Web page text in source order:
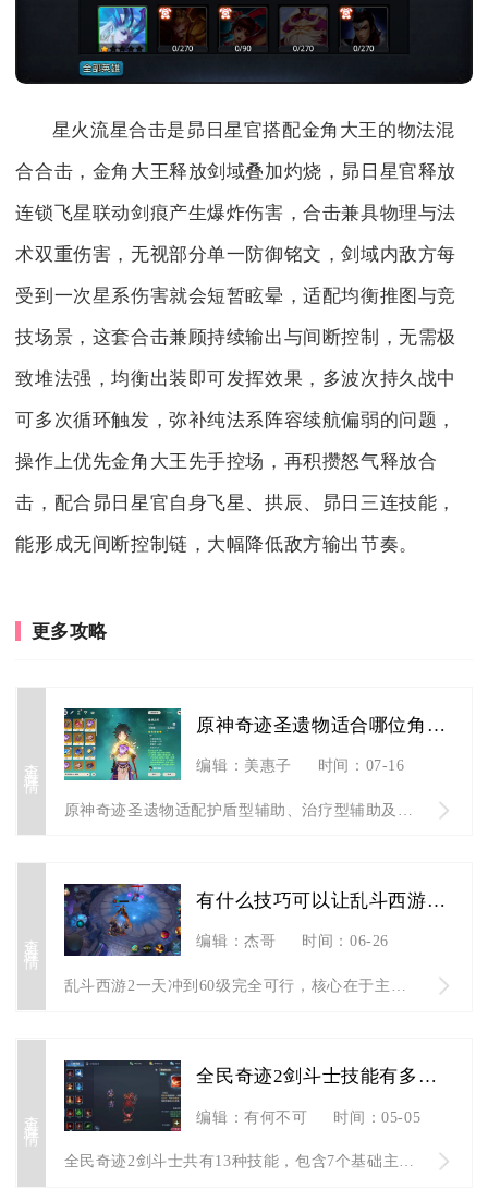
星火流星合击是昴日星官搭配金角大王的物法混
合合击，金角大王释放剑域叠加灼烧，昴日星官释放
连锁飞星联动剑痕产生爆炸伤害，合击兼具物理与法
术双重伤害，无视部分单一防御铭文，剑域内敌方每
受到一次星系伤害就会短暂眩晕，适配均衡推图与竞
技场景，这套合击兼顾持续输出与间断控制，无需极
致堆法强，均衡出装即可发挥效果，多波次持久战中
可多次循环触发，弥补纯法系阵容续航偏弱的问题，
操作上优先金角大王先手控场，再积攒怒气释放合
击，配合昴日星官自身飞星、拱辰、昴日三连技能，
能形成无间断控制链，大幅降低敌方输出节奏。
更多攻略
查看详情
原神奇迹圣遗物适合哪位角色的特点
编辑：美惠子 时间：07-16
查看详情
有什么技巧可以让乱斗西游2一天60级
编辑：杰哥 时间：06-26
全民奇迹2剑斗士技能有多少种
编辑：有何不可 时间：05-05